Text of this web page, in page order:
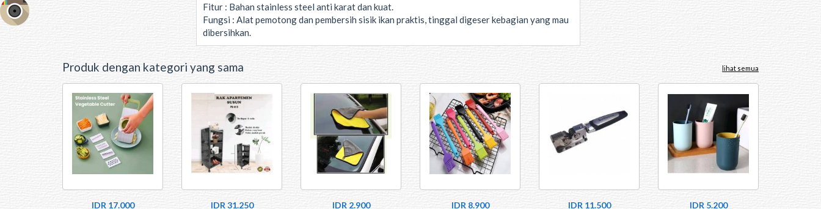
Fitur : Bahan stainless steel anti karat dan kuat.
Fungsi : Alat pemotong dan pembersih sisik ikan praktis, tinggal digeser kebagian yang mau
dibersihkan.
Produk dengan kategori yang sama lihat semua
IDR 17.000 IDR 31.250 IDR 2.900 IDR 8.900 IDR 11.500 IDR 5.200